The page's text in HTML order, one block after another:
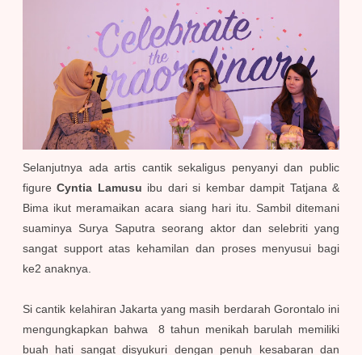
Selanjutnya ada artis cantik sekaligus penyanyi dan public
figureCyntia Lamusu ibu dari si kembar dampit Tatjana &
Bima ikut meramaikan acara siang hari itu. Sambil ditemani
suaminya Surya Saputra seorang aktor dan selebriti yang
sangat support atas kehamilan dan proses menyusui bagi
ke2 anaknya.
Si cantik kelahiran Jakarta yang masih berdarah Gorontalo ini
mengungkapkan bahwa 8 tahun menikah barulah memiliki
buah hati sangat disyukuri dengan penuh kesabaran dan